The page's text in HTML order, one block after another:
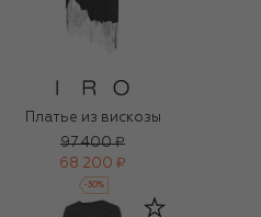
Платье из вискозы
97 400 ₽
68 200 ₽
-30%